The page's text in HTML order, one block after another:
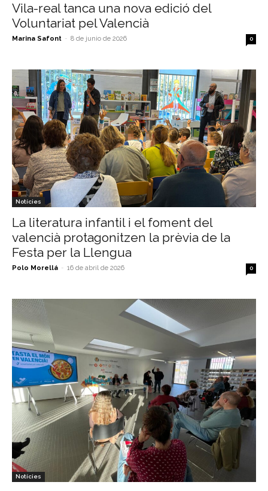
Vila-real tanca una nova edició del
Voluntariat pel Valencià
Marina Safont - 8 de junio de 2026 0
Notícies
La literatura infantil i el foment del
valencià protagonitzen la prèvia de la
Festa per la Llengua
Polo Morellá - 16 de abril de 2026 0
Notícies